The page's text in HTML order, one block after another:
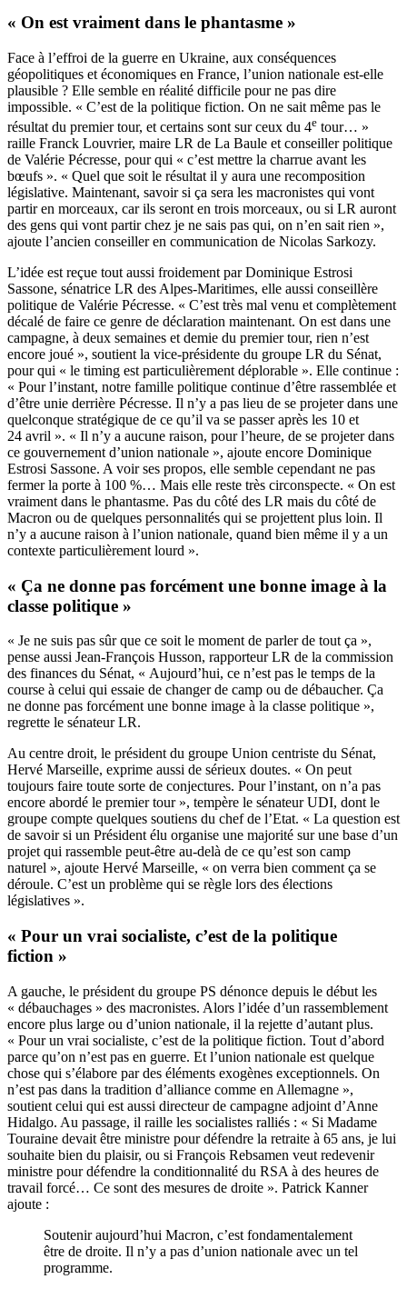
« On est vraiment dans le phantasme »
Face à l’effroi de la guerre en Ukraine, aux conséquences
géopolitiques et économiques en France, l’union nationale est-elle
plausible ? Elle semble en réalité difficile pour ne pas dire
impossible. « C’est de la politique fiction. On ne sait même pas le
résultat du premier tour, et certains sont sur ceux du 4e tour… »
raille Franck Louvrier, maire LR de La Baule et conseiller politique
de Valérie Pécresse, pour qui « c’est mettre la charrue avant les
bœufs ». « Quel que soit le résultat il y aura une recomposition
législative. Maintenant, savoir si ça sera les macronistes qui vont
partir en morceaux, car ils seront en trois morceaux, ou si LR auront
des gens qui vont partir chez je ne sais pas qui, on n’en sait rien »,
ajoute l’ancien conseiller en communication de Nicolas Sarkozy.
L’idée est reçue tout aussi froidement par Dominique Estrosi
Sassone, sénatrice LR des Alpes-Maritimes, elle aussi conseillère
politique de Valérie Pécresse. « C’est très mal venu et complètement
décalé de faire ce genre de déclaration maintenant. On est dans une
campagne, à deux semaines et demie du premier tour, rien n’est
encore joué », soutient la vice-présidente du groupe LR du Sénat,
pour qui « le timing est particulièrement déplorable ». Elle continue :
« Pour l’instant, notre famille politique continue d’être rassemblée et
d’être unie derrière Pécresse. Il n’y a pas lieu de se projeter dans une
quelconque stratégique de ce qu’il va se passer après les 10 et
24 avril ». « Il n’y a aucune raison, pour l’heure, de se projeter dans
ce gouvernement d’union nationale », ajoute encore Dominique
Estrosi Sassone. A voir ses propos, elle semble cependant ne pas
fermer la porte à 100 %… Mais elle reste très circonspecte. « On est
vraiment dans le phantasme. Pas du côté des LR mais du côté de
Macron ou de quelques personnalités qui se projettent plus loin. Il
n’y a aucune raison à l’union nationale, quand bien même il y a un
contexte particulièrement lourd ».
« Ça ne donne pas forcément une bonne image à la
classe politique »
« Je ne suis pas sûr que ce soit le moment de parler de tout ça »,
pense aussi Jean-François Husson, rapporteur LR de la commission
des finances du Sénat, « Aujourd’hui, ce n’est pas le temps de la
course à celui qui essaie de changer de camp ou de débaucher. Ça
ne donne pas forcément une bonne image à la classe politique »,
regrette le sénateur LR.
Au centre droit, le président du groupe Union centriste du Sénat,
Hervé Marseille, exprime aussi de sérieux doutes. « On peut
toujours faire toute sorte de conjectures. Pour l’instant, on n’a pas
encore abordé le premier tour », tempère le sénateur UDI, dont le
groupe compte quelques soutiens du chef de l’Etat. « La question est
de savoir si un Président élu organise une majorité sur une base d’un
projet qui rassemble peut-être au-delà de ce qu’est son camp
naturel », ajoute Hervé Marseille, « on verra bien comment ça se
déroule. C’est un problème qui se règle lors des élections
législatives ».
« Pour un vrai socialiste, c’est de la politique
fiction »
A gauche, le président du groupe PS dénonce depuis le début les
« débauchages » des macronistes. Alors l’idée d’un rassemblement
encore plus large ou d’union nationale, il la rejette d’autant plus.
« Pour un vrai socialiste, c’est de la politique fiction. Tout d’abord
parce qu’on n’est pas en guerre. Et l’union nationale est quelque
chose qui s’élabore par des éléments exogènes exceptionnels. On
n’est pas dans la tradition d’alliance comme en Allemagne »,
soutient celui qui est aussi directeur de campagne adjoint d’Anne
Hidalgo. Au passage, il raille les socialistes ralliés : « Si Madame
Touraine devait être ministre pour défendre la retraite à 65 ans, je lui
souhaite bien du plaisir, ou si François Rebsamen veut redevenir
ministre pour défendre la conditionnalité du RSA à des heures de
travail forcé… Ce sont des mesures de droite ». Patrick Kanner
ajoute :
Soutenir aujourd’hui Macron, c’est fondamentalement
être de droite. Il n’y a pas d’union nationale avec un tel
programme.